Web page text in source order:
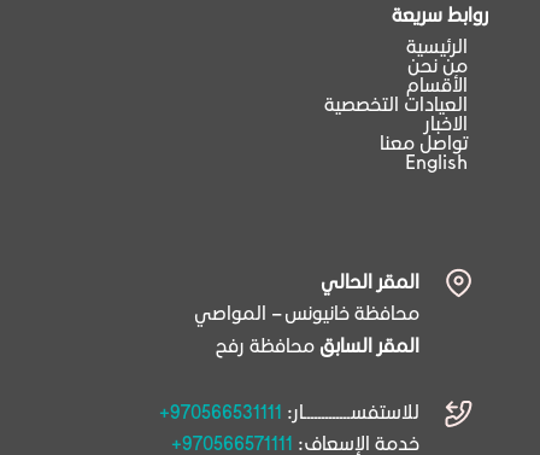
روابط سريعة
الرئيسية
من نحن
الأقسام
العيادات التخصصية
الاخبار
تواصل معنا
English
المقر الحالي
محافظة خانيونس – المواصي
المقر السابق محافظة رفح
للاستفســـــــــــــار: +970566531111
خدمة الإسعاف: +970566571111